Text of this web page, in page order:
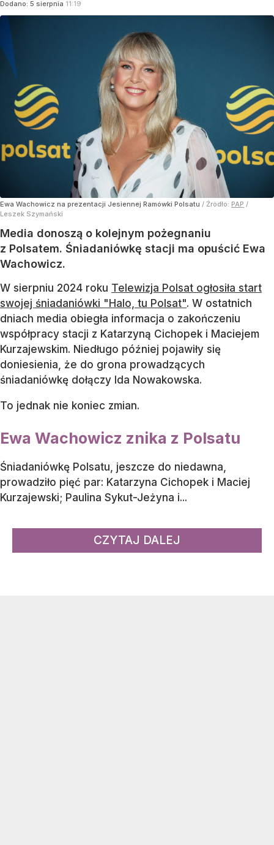
Dodano: 5 sierpnia 11:19
Ewa Wachowicz na prezentacji Jesiennej Ramówki Polsatu / Źródło: PAP /
Leszek Szymański
Media donoszą o kolejnym pożegnaniu
z Polsatem. Śniadaniówkę stacji ma opuścić Ewa
Wachowicz.
W sierpniu 2024 roku Telewizja Polsat ogłosiła start
swojej śniadaniówki "Halo, tu Polsat". W ostatnich
dniach media obiegła informacja o zakończeniu
współpracy stacji z Katarzyną Cichopek i Maciejem
Kurzajewskim. Niedługo później pojawiły się
doniesienia, że do grona prowadzących
śniadaniówkę dołączy Ida Nowakowska.
To jednak nie koniec zmian.
Ewa Wachowicz znika z Polsatu
Śniadaniówkę Polsatu, jeszcze do niedawna,
prowadziło pięć par: Katarzyna Cichopek i Maciej
Kurzajewski; Paulina Sykut-Jeżyna i...
CZYTAJ DALEJ